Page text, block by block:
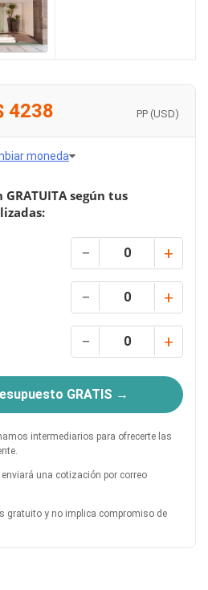
4238 PP (USD)
moneda
según tus
− +
− +
− +
GRATIS →
intermediarios para ofrecerte las
una cotización por correo
gratuito y no implica compromiso de